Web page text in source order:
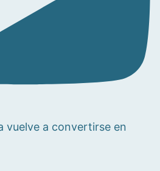
vuelve a convertirse en